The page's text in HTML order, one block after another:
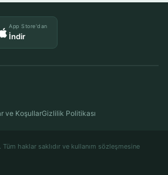
App Store'dan
İndir
ve KoşullarGizlilik Politikası
haklar saklıdır ve kullanım sözleşmesine